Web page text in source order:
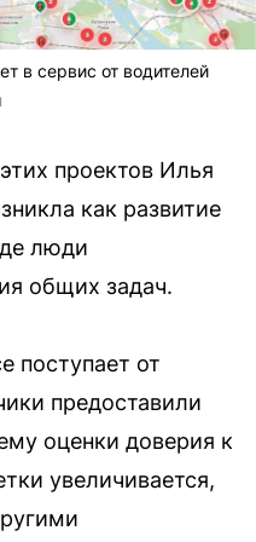
в сервис от водителей
проектов Илья
как развитие
люди
общих задач.
поступает от
предоставили
оценки доверия к
увеличивается,